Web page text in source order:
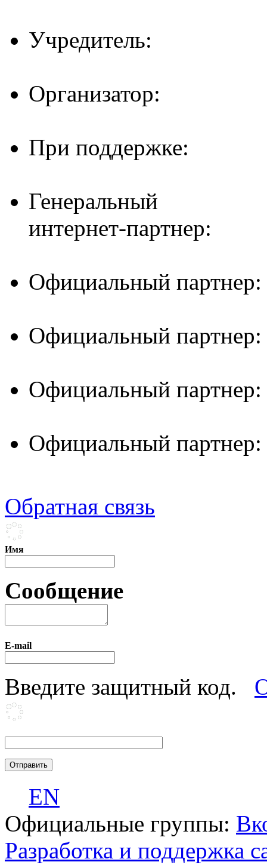
Учредитель:
Организатор:
При поддержке:
Генеральный
интернет-партнер:
Официальный партнер:
Официальный партнер:
Официальный партнер:
Официальный партнер:
Обратная связь
Имя
Сообщение
E-mail
Введите защитный код.
EN
Официальные группы:
Разработка и поддержка